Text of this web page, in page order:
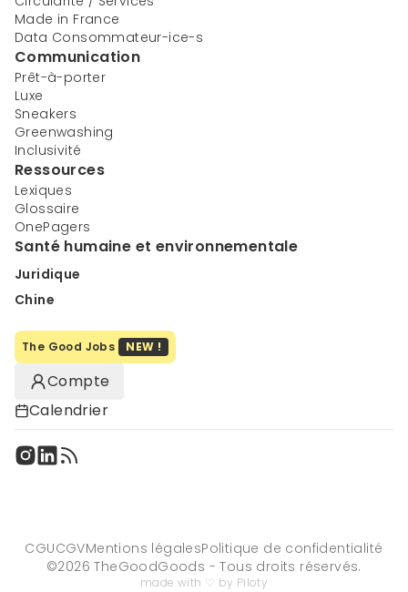
Made in France
Data Consommateur-ice-s
Communication
Prêt-à-porter
Luxe
Sneakers
Greenwashing
Inclusivité
Ressources
Lexiques
Glossaire
OnePagers
Santé humaine et environnementale
Juridique
Chine
The Good Jobs NEW !
Compte
Calendrier
CGUCGVMentions légalesPolitique de confidentialité
©2026 TheGoodGoods - Tous droits réservés.
made with ♡ by Piloty